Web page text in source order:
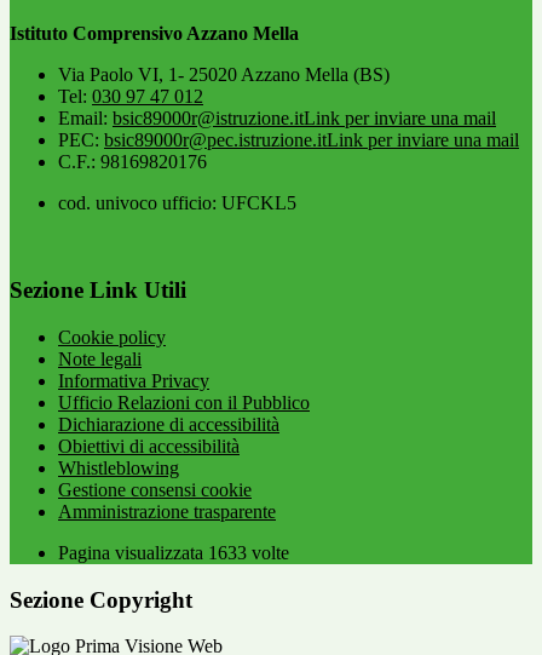
Istituto Comprensivo Azzano Mella
Via Paolo VI, 1- 25020 Azzano Mella (BS)
Tel: 030 97 47 012
Email: bsic89000r@istruzione.itLink per inviare una mail
PEC: bsic89000r@pec.istruzione.itLink per inviare una mail
C.F.: 98169820176
cod. univoco ufficio: UFCKL5
Sezione Link Utili
Cookie policy
Note legali
Informativa Privacy
Ufficio Relazioni con il Pubblico
Dichiarazione di accessibilità
Obiettivi di accessibilità
Whistleblowing
Gestione consensi cookie
Amministrazione trasparente
Pagina visualizzata 1633 volte
Sezione Copyright